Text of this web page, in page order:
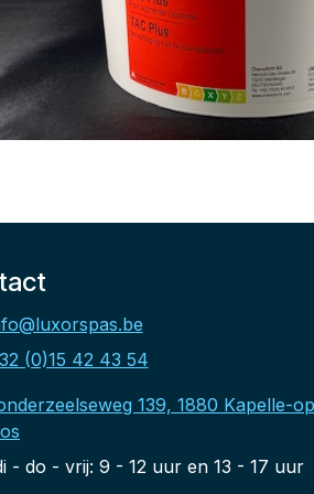
(0)15 42 43 54
139, 1880 Kapelle-
- do - vrij: 9 - 12 uur en 13 - 17 uur